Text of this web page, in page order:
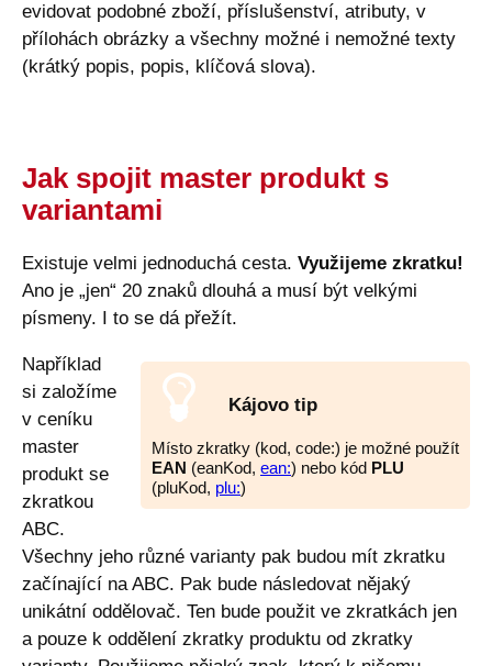
evidovat podobné zboží, příslušenství, atributy, v
přílohách obrázky a všechny možné i nemožné texty
(krátký popis, popis, klíčová slova).
Jak spojit master produkt s
variantami
Existuje velmi jednoduchá cesta. Využijeme zkratku!
Ano je „jen“ 20 znaků dlouhá a musí být velkými
písmeny. I to se dá přežít.
Kájovo tip
Místo zkratky (kod, code:) je možné použít
EAN (eanKod, ean:) nebo kód PLU
(pluKod, plu:)
Například
si založíme
v ceníku
master
produkt se
zkratkou
ABC.
Všechny jeho různé varianty pak budou mít zkratku
začínající na ABC. Pak bude následovat nějaký
unikátní oddělovač. Ten bude použit ve zkratkách jen
a pouze k oddělení zkratky produktu od zkratky